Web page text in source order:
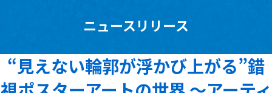
企業情報
ニュースリリース
“見えない輪郭が浮かび上がる”錯